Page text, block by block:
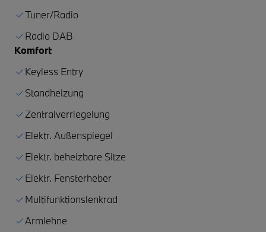
Tuner/Radio
Radio DAB
Komfort
Keyless Entry
Standheizung
Zentralverriegelung
Elektr. Außenspiegel
Elektr. beheizbare Sitze
Elektr. Fensterheber
Multifunktionslenkrad
Armlehne